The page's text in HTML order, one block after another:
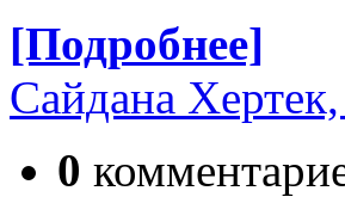
[Подробнее]
Сайдана
0